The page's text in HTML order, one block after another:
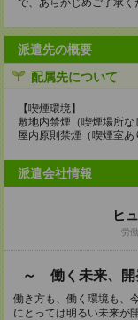
で、あらかじめご了承く
派遣先の概要
配属先について
【喫煙環境】
敷地内禁煙（喫煙場所な
屋内原則禁煙（喫煙室あ
派遣会社情報
ヒ
労
～ 働く未来、
働き方も、働く環境も、
にとっては明るい未来が